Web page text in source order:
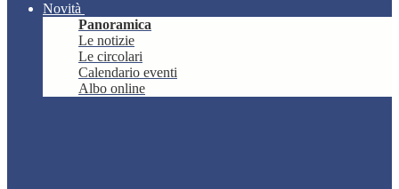
Novità
Panoramica
Le notizie
Le circolari
Calendario eventi
Albo online